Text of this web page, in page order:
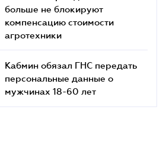
больше не блокируют
компенсацию стоимости
агротехники
Кабмин обязал ГНС передать
персональные данные о
мужчинах 18-60 лет